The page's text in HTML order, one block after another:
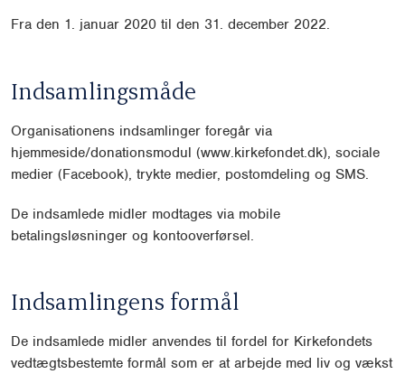
Fra den 1. januar 2020 til den 31. december 2022.
Indsamlingsmåde
Organisationens indsamlinger foregår via
hjemmeside/donationsmodul (www.kirkefondet.dk), sociale
medier (Facebook), trykte medier, postomdeling og SMS.
De indsamlede midler modtages via mobile
betalingsløsninger og kontooverførsel.
Indsamlingens formål
De indsamlede midler anvendes til fordel for Kirkefondets
vedtægtsbestemte formål som er at arbejde med liv og vækst